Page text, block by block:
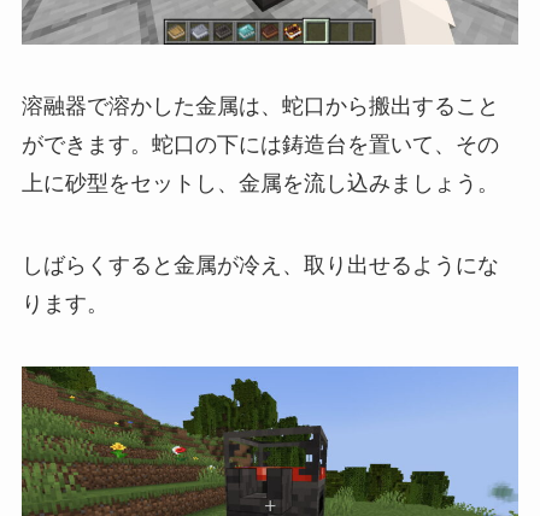
溶融器で溶かした金属は、蛇口から搬出すること
ができます。蛇口の下には鋳造台を置いて、その
上に砂型をセットし、金属を流し込みましょう。
しばらくすると金属が冷え、取り出せるようにな
ります。